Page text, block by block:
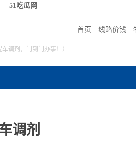
51吃瓜网
首页 线路价钱
调剂，门到门办事！）
调剂